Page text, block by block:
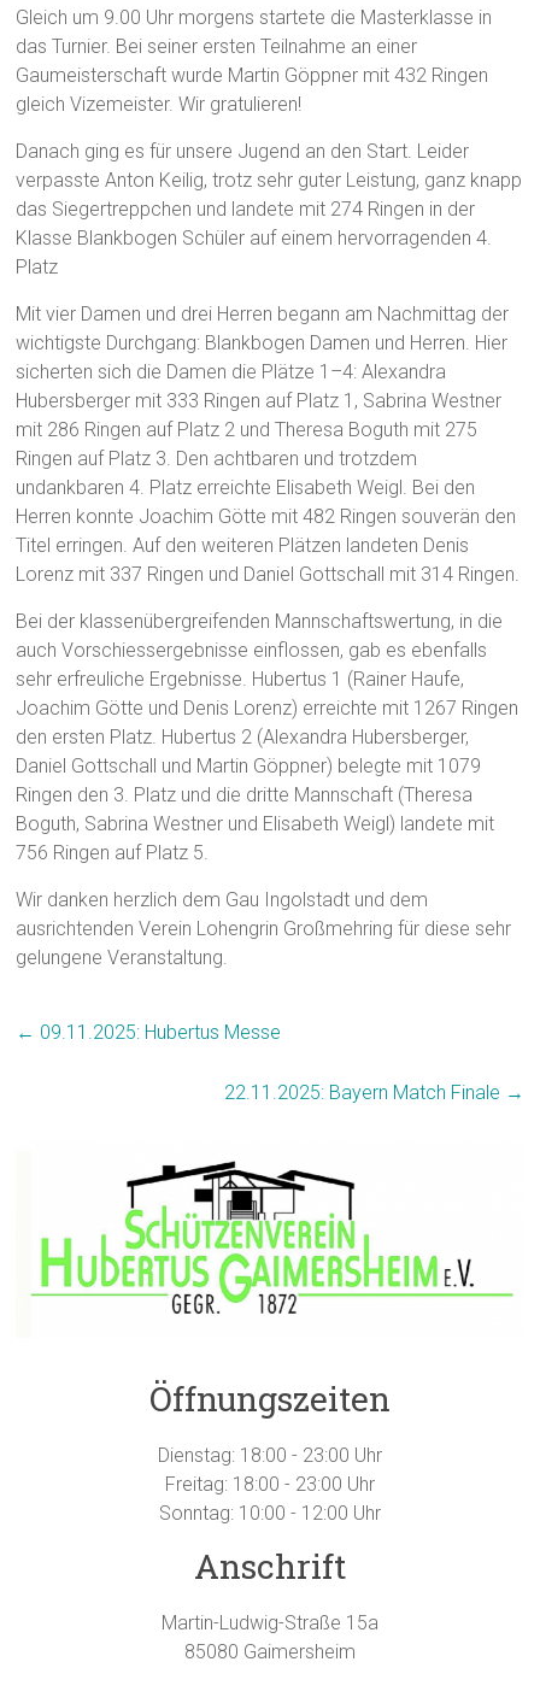
Gleich um 9.00 Uhr morgens startete die Masterklasse in
das Turnier. Bei seiner ersten Teilnahme an einer
Gaumeisterschaft wurde Martin Göppner mit 432 Ringen
gleich Vizemeister. Wir gratulieren!
Danach ging es für unsere Jugend an den Start. Leider
verpasste Anton Keilig, trotz sehr guter Leistung, ganz knapp
das Siegertreppchen und landete mit 274 Ringen in der
Klasse Blankbogen Schüler auf einem hervorragenden 4.
Platz
Mit vier Damen und drei Herren begann am Nachmittag der
wichtigste Durchgang: Blankbogen Damen und Herren. Hier
sicherten sich die Damen die Plätze 1–4: Alexandra
Hubersberger mit 333 Ringen auf Platz 1, Sabrina Westner
mit 286 Ringen auf Platz 2 und Theresa Boguth mit 275
Ringen auf Platz 3. Den achtbaren und trotzdem
undankbaren 4. Platz erreichte Elisabeth Weigl. Bei den
Herren konnte Joachim Götte mit 482 Ringen souverän den
Titel erringen. Auf den weiteren Plätzen landeten Denis
Lorenz mit 337 Ringen und Daniel Gottschall mit 314 Ringen.
Bei der klassenübergreifenden Mannschaftswertung, in die
auch Vorschiessergebnisse einflossen, gab es ebenfalls
sehr erfreuliche Ergebnisse. Hubertus 1 (Rainer Haufe,
Joachim Götte und Denis Lorenz) erreichte mit 1267 Ringen
den ersten Platz. Hubertus 2 (Alexandra Hubersberger,
Daniel Gottschall und Martin Göppner) belegte mit 1079
Ringen den 3. Platz und die dritte Mannschaft (Theresa
Boguth, Sabrina Westner und Elisabeth Weigl) landete mit
756 Ringen auf Platz 5.
Wir danken herzlich dem Gau Ingolstadt und dem
ausrichtenden Verein Lohengrin Großmehring für diese sehr
gelungene Veranstaltung.
← 09.11.2025: Hubertus Messe
22.11.2025: Bayern Match Finale →
Öffnungszeiten
Dienstag: 18:00 - 23:00 Uhr
Freitag: 18:00 - 23:00 Uhr
Sonntag: 10:00 - 12:00 Uhr
Anschrift
Martin-Ludwig-Straße 15a
85080 Gaimersheim